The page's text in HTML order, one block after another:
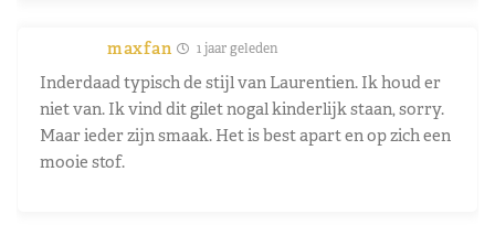
maxfan 1 jaar geleden
Inderdaad typisch de stijl van Laurentien. Ik houd er
niet van. Ik vind dit gilet nogal kinderlijk staan, sorry.
Maar ieder zijn smaak. Het is best apart en op zich een
mooie stof.